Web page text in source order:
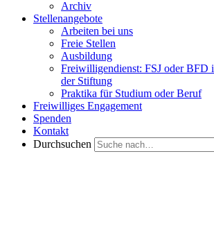
Archiv
Stellenangebote
Arbeiten bei uns
Freie Stellen
Ausbildung
Freiwilligendienst: FSJ oder BFD
der Stiftung
Praktika für Studium oder Beruf
Freiwilliges Engagement
Spenden
Kontakt
Durchsuchen